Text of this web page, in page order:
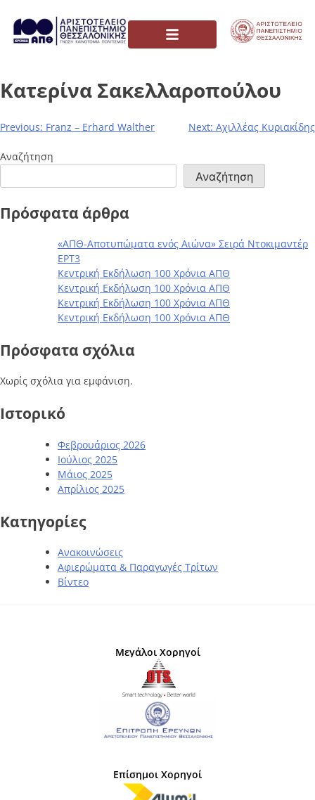
Κατερίνα Σακελλαροπούλου
Previous: Franz – Erhard Walther Next: Αχιλλέας Κυριακίδης
Αναζήτηση
Αναζήτηση
Πρόσφατα άρθρα
«ΑΠΘ-Αποτυπώματα ενός Αιώνα» Σειρά Ντοκιμαντέρ
ΕΡΤ3
Κεντρική Εκδήλωση 100 Χρόνια ΑΠΘ
Κεντρική Εκδήλωση 100 Χρόνια ΑΠΘ
Κεντρική Εκδήλωση 100 Χρόνια ΑΠΘ
Κεντρική Εκδήλωση 100 Χρόνια ΑΠΘ
Πρόσφατα σχόλια
Χωρίς σχόλια για εμφάνιση.
Ιστορικό
Φεβρουάριος 2026
Ιούλιος 2025
Μάιος 2025
Απρίλιος 2025
Kατηγορίες
Ανακοινώσεις
Αφιερώματα & Παραγωγές Τρίτων
Βίντεο
Μεγάλοι Χορηγοί
Επίσημοι Χορηγοί